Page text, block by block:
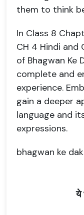
them to think
In Class 8
CH 4 Hindi and
of Bhagwan Ke
complete and
experience.
gain a deeper
language and
expressions.
bhagwan ke
ये